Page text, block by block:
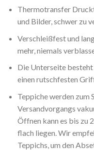
Thermotransfer
und Bilder, schwer zu
Verschleißfest und
mehr, niemals
Die Unterseite
einen rutschfesten
Teppiche werden zum
Versandvorgangs
Öffnen kann es bis zu
flach liegen. Wir
Teppichs, um den